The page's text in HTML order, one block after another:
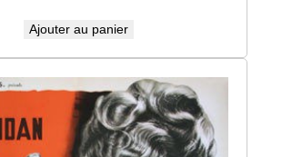
Ajouter au panier